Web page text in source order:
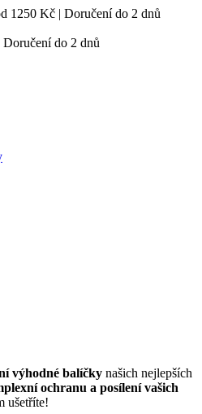
1250 Kč | Doručení do 2 dnů
do 2 dnů
výhodné balíčky našich nejlepších
ochranu a posílení vašich
ušetříte!